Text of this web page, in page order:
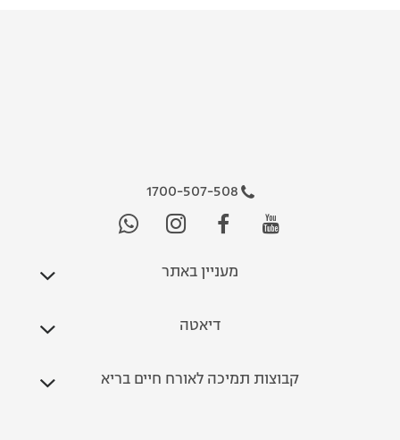
1700-507-508
מעניין באתר
דיאטה
קבוצות תמיכה לאורח חיים בריא